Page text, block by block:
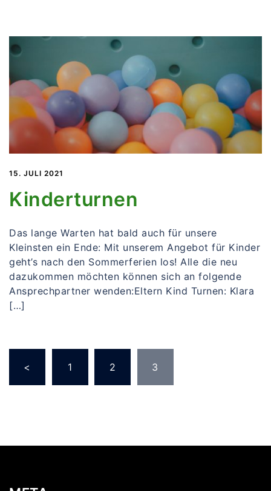
15. JULI 2021
Kinderturnen
Das lange Warten hat bald auch für unsere
Kleinsten ein Ende: Mit unserem Angebot für Kinder
geht’s nach den Sommerferien los! Alle die neu
dazukommen möchten können sich an folgende
Ansprechpartner wenden:Eltern Kind Turnen: Klara
[…]
der
< 1 2 3